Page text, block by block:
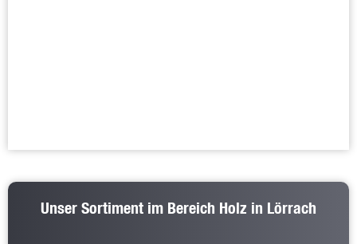
Unser Sortiment im Bereich Holz in Lörrach